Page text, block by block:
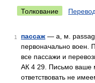
Толкование Перевод
1 пассаж — а, м.
первоначально воен.
все пассажи и
АК 4 29. Письмо ваше
ответствовать не